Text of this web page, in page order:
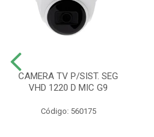
CAMERA TV P/SIST. SEG
VHD 1220 D MIC G9
Código: 560175